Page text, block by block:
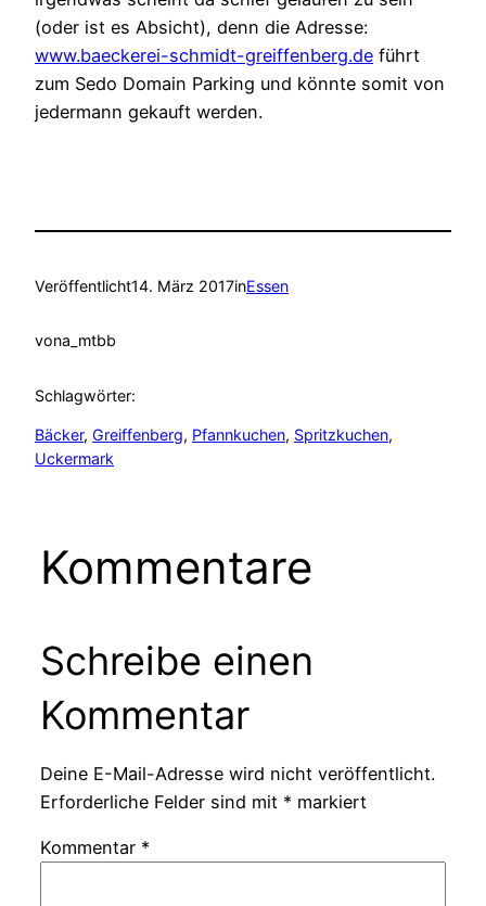
(oder ist es Absicht), denn die Adresse:
www.baeckerei-schmidt-greiffenberg.de führt
zum Sedo Domain Parking und könnte somit von
jedermann gekauft werden.
Veröffentlicht14. März 2017inEssen
vona_mtbb
Schlagwörter:
Bäcker, Greiffenberg, Pfannkuchen, Spritzkuchen
Uckermark
Kommentare
Schreibe einen
Kommentar
Deine E-Mail-Adresse wird nicht veröffentlicht.
Erforderliche Felder sind mit * markiert
Kommentar *